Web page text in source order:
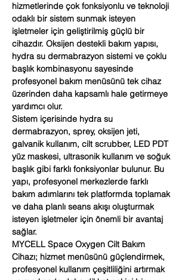
hizmetlerinde çok fonksiyonlu ve teknoloji
odaklı bir sistem sunmak isteyen
işletmeler için geliştirilmiş güçlü bir
cihazdır. Oksijen destekli bakım yapısı,
hydra su dermabrazyon sistemi ve çoklu
başlık kombinasyonu sayesinde
profesyonel bakım menüsünü tek cihaz
üzerinden daha kapsamlı hale getirmeye
yardımcı olur.
Sistem içerisinde hydra su
dermabrazyon, sprey, oksijen jeti,
galvanik kullanım, cilt scrubber, LED PDT
yüz maskesi, ultrasonik kullanım ve soğuk
başlık gibi farklı fonksiyonlar bulunur. Bu
yapı, profesyonel merkezlerde farklı
bakım adımlarını tek platformda toplamak
ve daha planlı seans akışı oluşturmak
isteyen işletmeler için önemli bir avantaj
sağlar.
MYCELL Space Oxygen Cilt Bakım
Cihazı; hizmet menüsünü güçlendirmek,
profesyonel kullanım çeşitliliğini artırmak